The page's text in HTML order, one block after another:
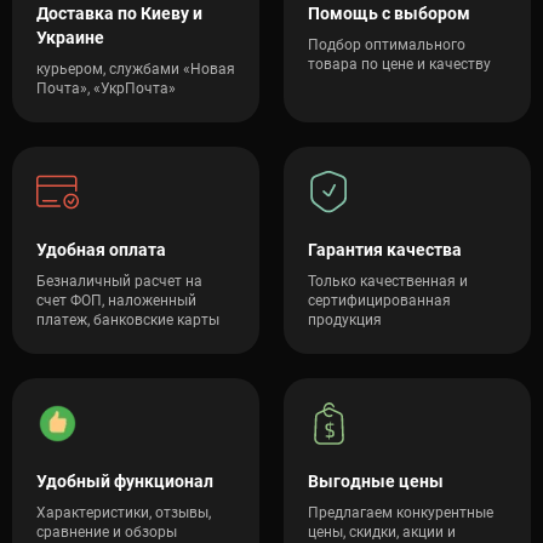
незаменим для холодных поверхностей. Выраженная
теплоизоляция защищает от переохлаждения, а
увеличенная толщина гарантирует мягкость на бетоне
или гравии.
Главное преимущество фитнес-коврика — его толщина и
тренировки в партер (на пол), полностью избавив вас от
болезненного давления на суставы и позвоночник. Вот топ-5
самых эффективных домашних упражнений, для которых
этот инвентарь абсолютно незаменим:
Базовые движения для создания рельефного живота.
При прокачке пресса вся масса тела и сила трения
фитнес-мат (особенно толщиной от 10 мм) создает
комфортную демпфирующую подушку, исключая
появление синяков и позволяя сфокусироваться на
Доставка по Киеву и
Украине
курьером, службами «Новая
Почта», «УкрПочта»
Помощь с выбором
Подбор оптимального
товара по цене и качеству
Удобная оплата
Безналичный расчет на
счет ФОП, наложенный
платеж, банковские карты
Гарантия качества
Только качественная и
сертифицированная
продукция
Удобный функционал
Характеристики, отзывы,
сравнение и обзоры
Выгодные цены
Предлагаем конкурентные
цены, скидки, акции и